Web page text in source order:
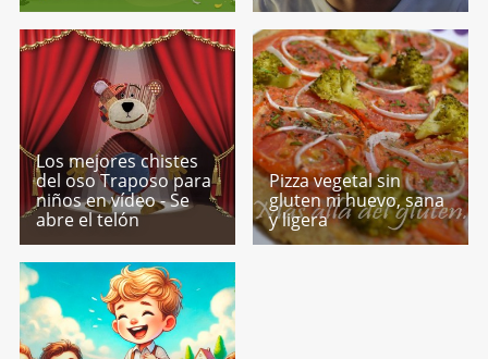
Los mejores chistes
del oso Traposo para
niños en vídeo - Se
abre el telón
Pizza vegetal sin
gluten ni huevo, sana
y ligera